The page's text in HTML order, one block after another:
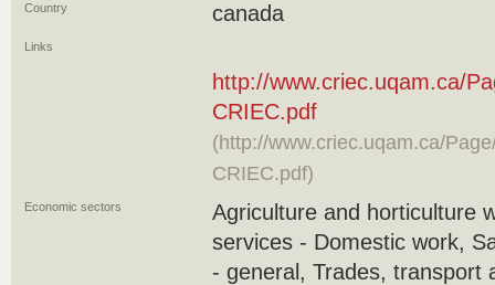
Country canada
Links
http://www.criec.uqam.ca/
CRIEC.pdf
(http://www.criec.uqam.ca/
CRIEC.pdf)
Economic sectors
Agriculture and horticulture
services - Domestic work,
- general, Trades, transport